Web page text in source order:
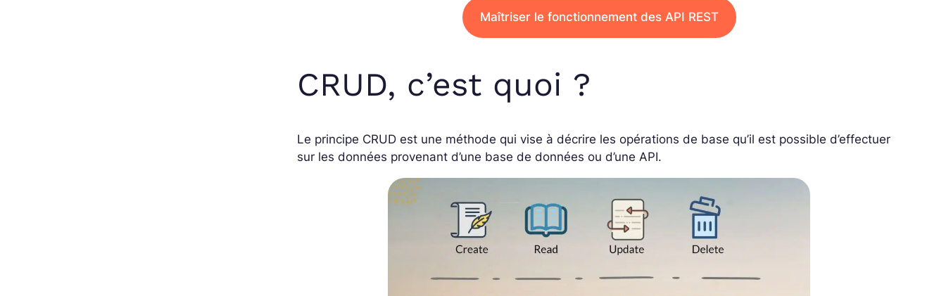
Maîtriser le fonctionnement des API REST
CRUD, c’est quoi ?
Le principe CRUD est une méthode qui vise à décrire les opérations de base qu’il est possible d’effectuer
sur les données provenant d’une base de données ou d’une API.